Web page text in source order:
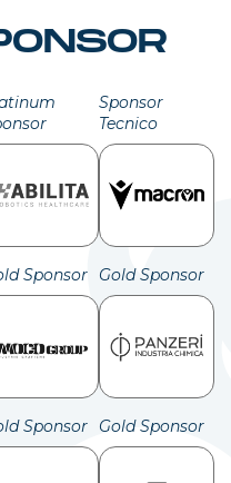
Sponsor
Tecnico
Sponsor Gold Sponsor
Sponsor Gold Sponsor